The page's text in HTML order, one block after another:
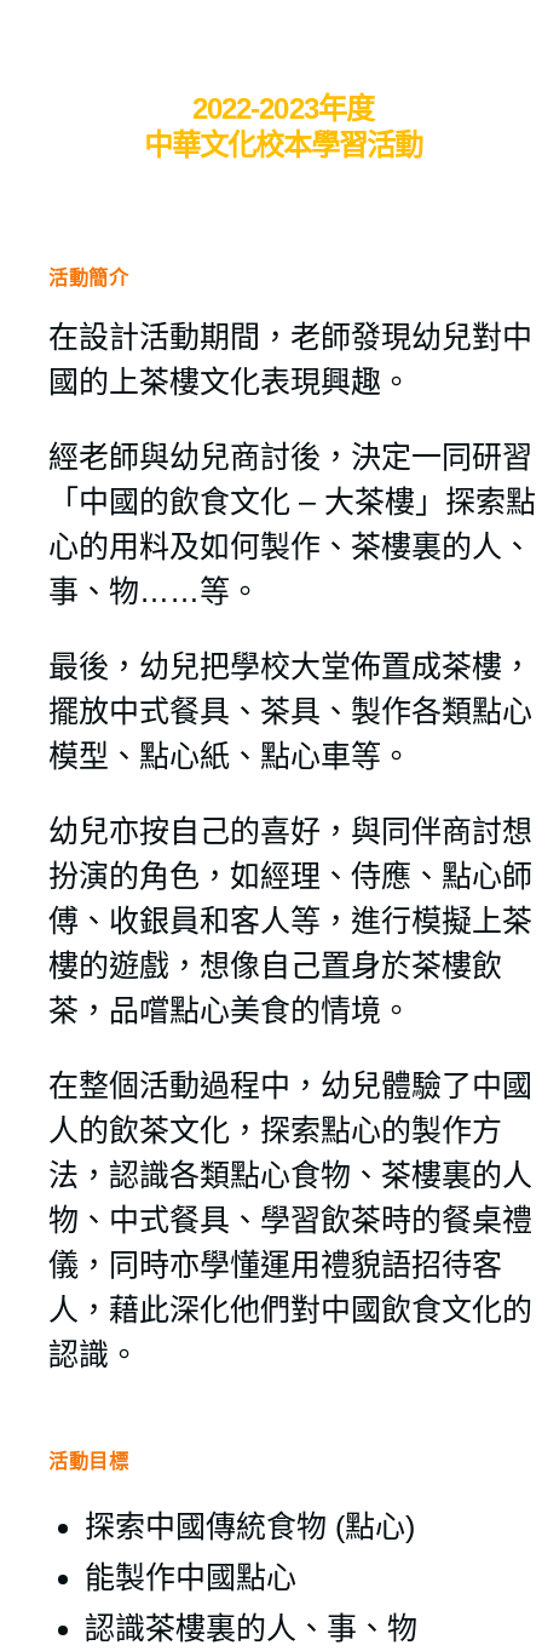
2022-2023年度
中華文化校本學習活動
活動簡介
在設計活動期間，老師發現幼兒對中
國的上茶樓文化表現興趣。
經老師與幼兒商討後，決定一同研習
「中國的飲食文化 – 大茶樓」探索點
心的用料及如何製作、茶樓裏的人、
事、物……等。
最後，幼兒把學校大堂佈置成茶樓，
擺放中式餐具、茶具、製作各類點心
模型、點心紙、點心車等。
幼兒亦按自己的喜好，與同伴商討想
扮演的角色，如經理、侍應、點心師
傅、收銀員和客人等，進行模擬上茶
樓的遊戲，想像自己置身於茶樓飲
茶，品嚐點心美食的情境。
在整個活動過程中，幼兒體驗了中國
人的飲茶文化，探索點心的製作方
法，認識各類點心食物、茶樓裏的人
物、中式餐具、學習飲茶時的餐桌禮
儀，同時亦學懂運用禮貌語招待客
人，藉此深化他們對中國飲食文化的
認識。
活動目標
探索中國傳統食物 (點心)
能製作中國點心
認識茶樓裏的人、事、物